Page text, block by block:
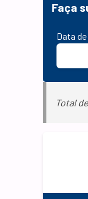
Faça
Data
Total